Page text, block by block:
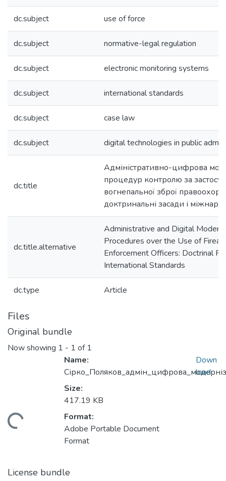
dc.subject use of force
dc.subject normative-legal regulation
dc.subject electronic monitoring systems
dc.subject international standards
dc.subject case law
dc.subject digital technologies in public
dc.title
Адміністративно-цифрова
процедур контролю за
вогнепальної зброї
доктринальні засади і
dc.title.alternative
Administrative and Digital
Procedures over the Use of
Enforcement Officers: Doctrinal
International Standards
dc.type Article
Files
Original bundle
Now showing 1 - 1 of 1
Name:
Size:
417.19 KB
Format:
Adobe Portable Document
Format
Down
load
License bundle